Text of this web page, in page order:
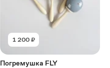
1 200 ₽
Погремушка FLY